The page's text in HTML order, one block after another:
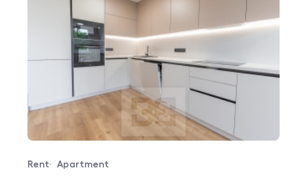
Offer type
Rent
Property type
Apartment